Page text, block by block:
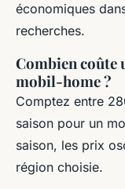
économiques
recherches.
Combien coûte
mobil-home ?
Comptez entre
saison pour un
saison, les prix
région choisie.